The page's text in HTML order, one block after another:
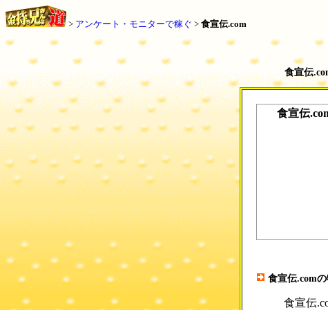
> アンケート・モニターで稼ぐ > 食宣伝.com
食宣伝
食宣伝
食宣伝.com
食宣伝